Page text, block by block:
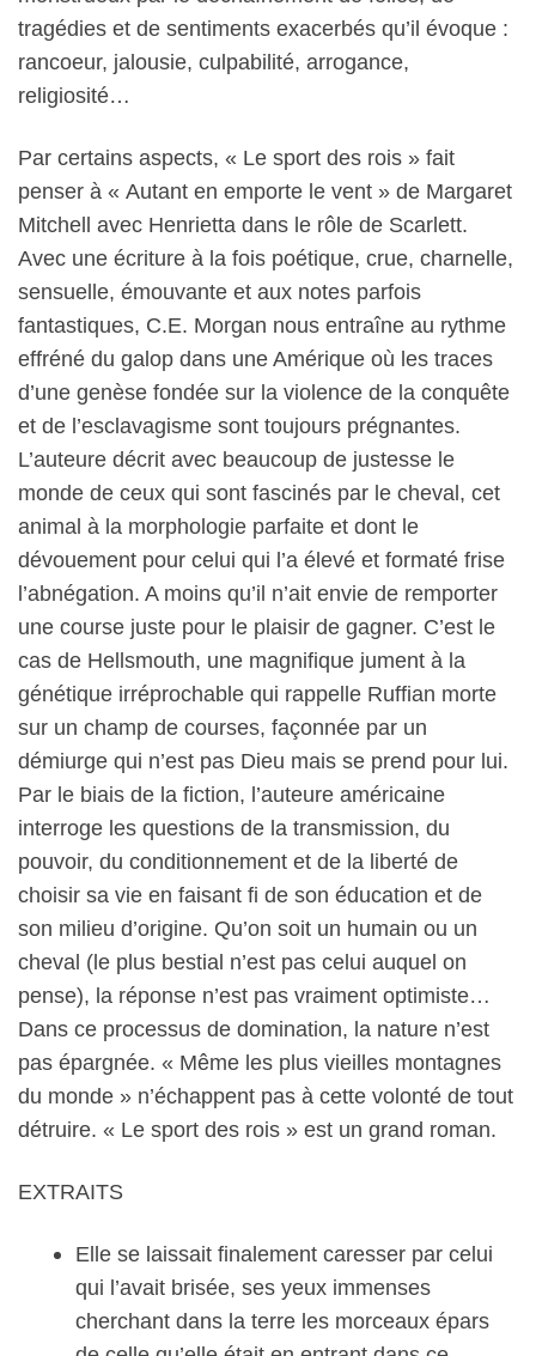
tragédies et de sentiments exacerbés qu’il évoque :
rancoeur, jalousie, culpabilité, arrogance,
religiosité…
Par certains aspects, « Le sport des rois » fait
penser à « Autant en emporte le vent » de Margaret
Mitchell avec Henrietta dans le rôle de Scarlett.
Avec une écriture à la fois poétique, crue, charnelle,
sensuelle, émouvante et aux notes parfois
fantastiques, C.E. Morgan nous entraîne au rythme
effréné du galop dans une Amérique où les traces
d’une genèse fondée sur la violence de la conquête
et de l’esclavagisme sont toujours prégnantes.
L’auteure décrit avec beaucoup de justesse le
monde de ceux qui sont fascinés par le cheval, cet
animal à la morphologie parfaite et dont le
dévouement pour celui qui l’a élevé et formaté frise
l’abnégation. A moins qu’il n’ait envie de remporter
une course juste pour le plaisir de gagner. C’est le
cas de Hellsmouth, une magnifique jument à la
génétique irréprochable qui rappelle Ruffian morte
sur un champ de courses, façonnée par un
démiurge qui n’est pas Dieu mais se prend pour lui.
Par le biais de la fiction, l’auteure américaine
interroge les questions de la transmission, du
pouvoir, du conditionnement et de la liberté de
choisir sa vie en faisant fi de son éducation et de
son milieu d’origine. Qu’on soit un humain ou un
cheval (le plus bestial n’est pas celui auquel on
pense), la réponse n’est pas vraiment optimiste…
Dans ce processus de domination, la nature n’est
pas épargnée. « Même les plus vieilles montagnes
du monde » n’échappent pas à cette volonté de tout
détruire. « Le sport des rois » est un grand roman.
EXTRAITS
Elle se laissait finalement caresser par celui
qui l’avait brisée, ses yeux immenses
cherchant dans la terre les morceaux épars